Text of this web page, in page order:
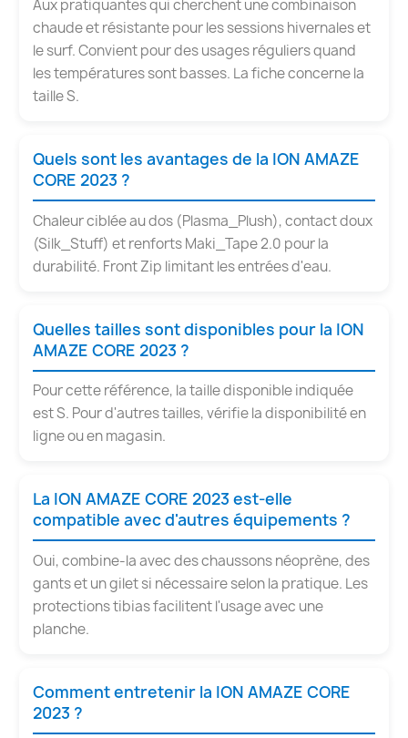
Aux pratiquantes qui cherchent une combinaison
chaude et résistante pour les sessions hivernales et
le surf. Convient pour des usages réguliers quand
les températures sont basses. La fiche concerne la
taille S.
Quels sont les avantages de la ION AMAZE
CORE 2023 ?
Chaleur ciblée au dos (Plasma_Plush), contact doux
(Silk_Stuff) et renforts Maki_Tape 2.0 pour la
durabilité. Front Zip limitant les entrées d'eau.
Quelles tailles sont disponibles pour la ION
AMAZE CORE 2023 ?
Pour cette référence, la taille disponible indiquée
est S. Pour d'autres tailles, vérifie la disponibilité en
ligne ou en magasin.
La ION AMAZE CORE 2023 est-elle
compatible avec d'autres équipements ?
Oui, combine-la avec des chaussons néoprène, des
gants et un gilet si nécessaire selon la pratique. Les
protections tibias facilitent l'usage avec une
planche.
Comment entretenir la ION AMAZE CORE
2023 ?